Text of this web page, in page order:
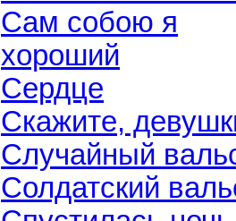
Сам собою я
хороший
Сердце
Скажите,
Случайный
Солдатский